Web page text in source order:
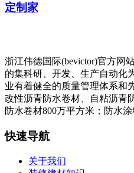
定制家
浙江伟德国际(bevictor)官方网
的集科研、开发、生产自动化
业有着健全的质量管理体系和
改性沥青防水卷材、自粘沥青
防水卷材800万平方米；防水
快速导航
关于我们